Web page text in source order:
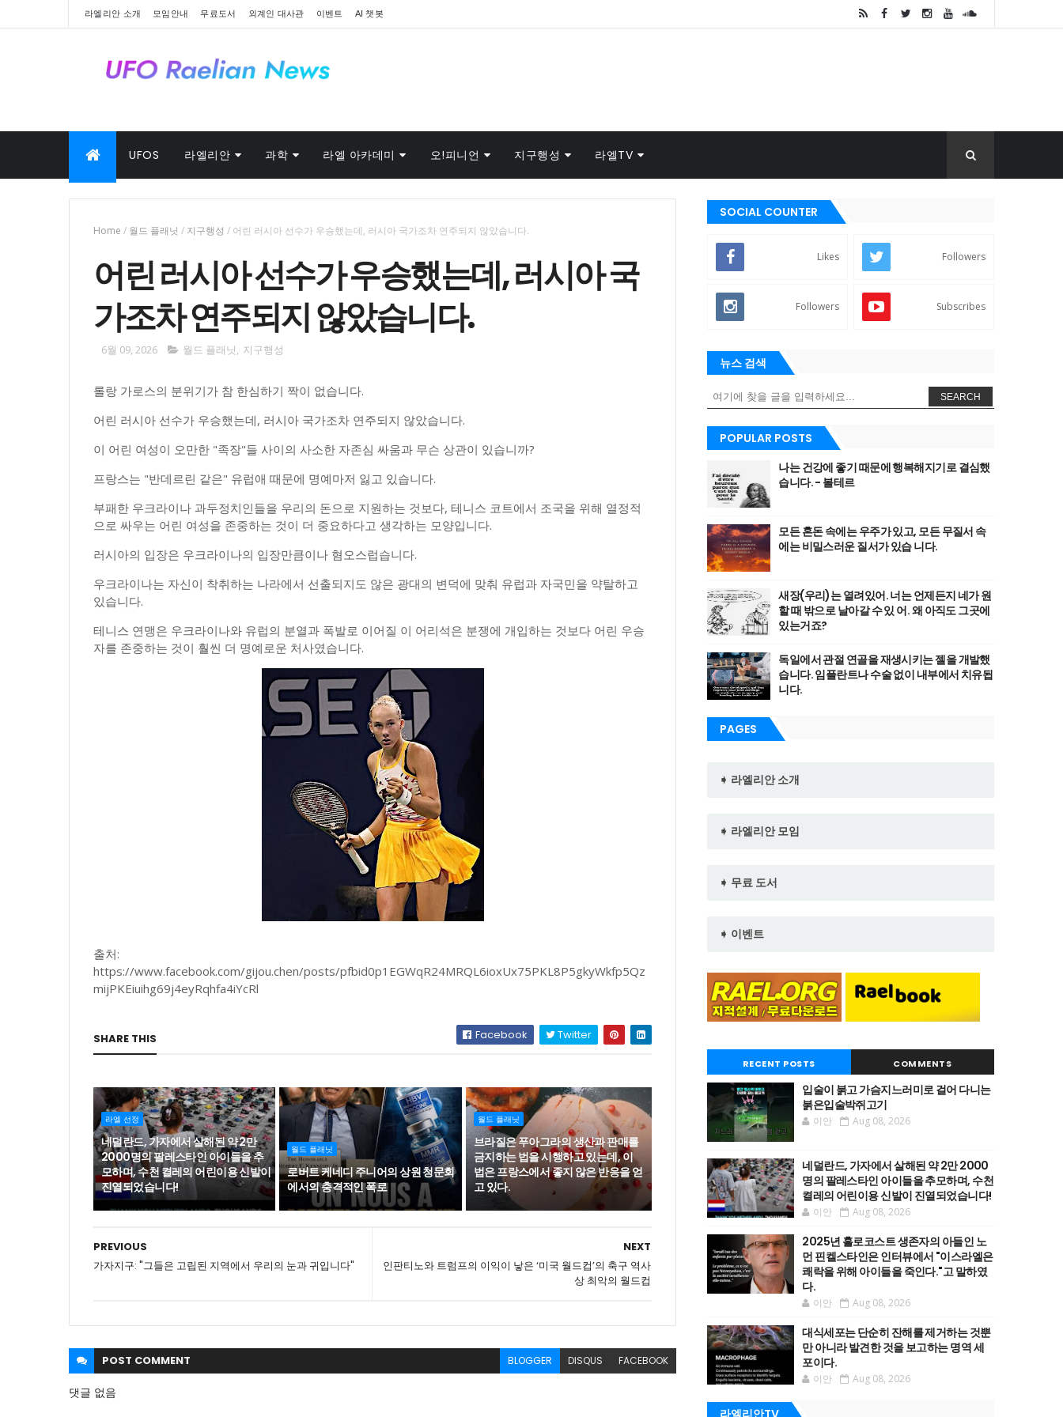
라엘리안 소개 모임안내 무료도서 외계인 대사관 이벤트 AI 챗봇
UFOS 라엘리안 과학 라엘 아카데미 오!피니언 지구행성 라엘TV
Home / 월드 플래닛 / 지구행성 / 어린 러시아 선수가 우승했는데, 러시아 국가조차 연주되지 않았습니다.
어린 러시아 선수가 우승했는데, 러시아 국
가조차 연주되지 않았습니다.
6월 09, 2026 월드 플래닛, 지구행성
롤랑 가로스의 분위기가 참 한심하기 짝이 없습니다.
어린 러시아 선수가 우승했는데, 러시아 국가조차 연주되지 않았습니다.
이 어린 여성이 오만한 "족장"들 사이의 사소한 자존심 싸움과 무슨 상관이 있습니까?
프랑스는 "반데르린 같은" 유럽애 때문에 명예마저 잃고 있습니다.
부패한 우크라이나 과두정치인들을 우리의 돈으로 지원하는 것보다, 테니스 코트에서 조국을 위해 열정적
으로 싸우는 어린 여성을 존중하는 것이 더 중요하다고 생각하는 모양입니다.
러시아의 입장은 우크라이나의 입장만큼이나 혐오스럽습니다.
우크라이나는 자신이 착취하는 나라에서 선출되지도 않은 광대의 변덕에 맞춰 유럽과 자국민을 약탈하고
있습니다.
테니스 연맹은 우크라이나와 유럽의 분열과 폭발로 이어질 이 어리석은 분쟁에 개입하는 것보다 어린 우승
자를 존중하는 것이 훨씬 더 명예로운 처사였습니다.
출처:
https://www.facebook.com/gijou.chen/posts/pfbid0p1EGWqR24MRQL6ioxUx75PKL8P5gkyWkfp5Qz
mijPKEiuihg69j4eyRqhfa4iYcRl
SHARE THIS Facebook Twitter
라엘 선정
네덜란드, 가자에서 살해된 약 2만
2000명의 팔레스타인 아이들을 추
모하며, 수천 켤레의 어린이용 신발이
진열되었습니다!
월드 플래닛
로버트 케네디 주니어의 상원 청문회
에서의 충격적인 폭로
월드 플래닛
브라질은 푸아그라의 생산과 판매를
금지하는 법을 시행하고 있는데, 이
법은 프랑스에서 좋지 않은 반응을 얻
고 있다.
NEXT
인판티노와 트럼프의 이익이 낳은 ‘미국 월드컵’의 축구 역사
상 최악의 월드컵
PREVIOUS
가자지구: "그들은 고립된 지역에서 우리의 눈과 귀입니다"
POST COMMENT BLOGGER DISQUS FACEBOOK
댓글 없음
SOCIAL COUNTER
Likes Followers
Followers Subscribes
뉴스 검색
SEARCH
POPULAR POSTS
나는 건강에 좋기 때문에 행복해지기로 결심했
습니다. - 볼테르
모든 혼돈 속에는 우주가 있고, 모든 무질서 속
에는 비밀스러운 질서가 있습 니다.
새장(우리)는 열려있어. 너는 언제든지 네가 원
할 때 밖으로 날아갈 수 있 어. 왜 아직도 그곳에
있는거죠?
독일에서 관절 연골을 재생시키는 젤을 개발했
습니다. 임플란트나 수술 없이 내부에서 치유됩
니다.
PAGES
➧ 라엘리안 소개
➧ 라엘리안 모임
➧ 무료 도서
➧ 이벤트
RECENT POSTS COMMENTS
입술이 붉고 가슴지느러미로 걸어 다니는
붉은입술박쥐고기
이안 Aug 08, 2026
네덜란드, 가자에서 살해된 약 2만 2000
명의 팔레스타인 아이들을 추모하며, 수천
켤레의 어린이용 신발이 진열되었습니다!
이안 Aug 08, 2026
2025년 홀로코스트 생존자의 아들인 노
먼 핀켈스타인은 인터뷰에서 "이스라엘은
쾌락을 위해 아이들을 죽인다."고 말하였
다.
이안 Aug 08, 2026
대식세포는 단순히 잔해를 제거하는 것뿐
만 아니라 발견한 것을 보고하는 명역 세
포이다.
이안 Aug 08, 2026
라엘리안TV